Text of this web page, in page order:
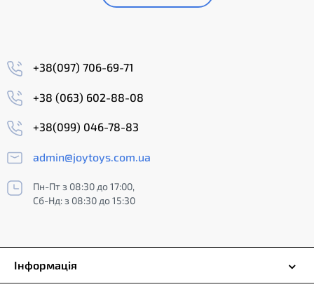
+38(097) 706-69-71
+38 (063) 602-88-08
+38(099) 046-78-83
admin@joytoys.com.ua
Пн-Пт з 08:30 до 17:00,
Сб-Нд: з 08:30 до 15:30
Інформація